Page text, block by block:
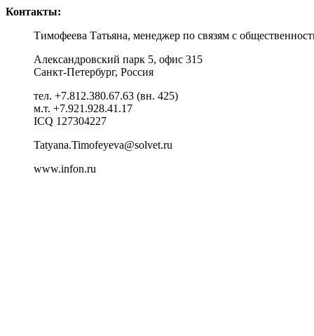
Контакты:
Тимофеева Татьяна, менеджер по связям с
Александровский парк 5, офис 315
Санкт-Петербург, Россия
тел. +7.812.380.67.63 (вн. 425)
м.т. +7.921.928.41.17
ICQ 127304227
Tatyana.Timofeyeva@solvet.ru
www.infon.ru